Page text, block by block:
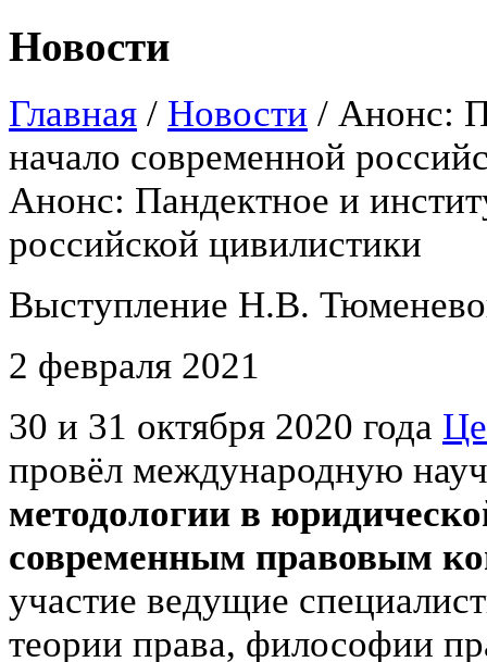
Новости
Главная / Новости / Анонс:
начало современной
Анонс: Пандектное и
российской цивилистики
Выступление Н.В.
2 февраля 2021
30 и 31 октября 2020 года
провёл международную
методологии в
современным правовым
участие ведущие
теории права, философии